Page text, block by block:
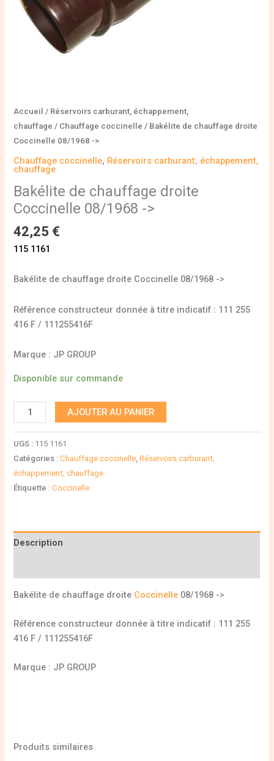
Accueil / Réservoirs carburant, échappement,
chauffage / Chauffage coccinelle / Bakélite de chauffage droite
Coccinelle 08/1968 ->
Chauffage coccinelle, Réservoirs carburant, échappement,
chauffage
Bakélite de chauffage droite
Coccinelle 08/1968 ->
42,25 €
115 1161
Bakélite de chauffage droite Coccinelle 08/1968 ->
Référence constructeur donnée à titre indicatif : 111 255
416 F / 111255416F
Marque : JP GROUP
Disponible sur commande
AJOUTER AU PANIER
UGS : 115 1161
Catégories :Chauffage coccinelle ,Réservoirs carburant,
échappement, chauffage
Étiquette :Coccinelle
Description
Bakélite de chauffage droite Coccinelle 08/1968 ->
Référence constructeur donnée à titre indicatif : 111 255
416 F / 111255416F
Marque : JP GROUP
Produits similaires